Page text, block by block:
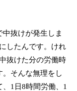
抜けが発生しま
したんです。けれ
抜けた分の労働時
そんな無理をし
1日8時間労働、1